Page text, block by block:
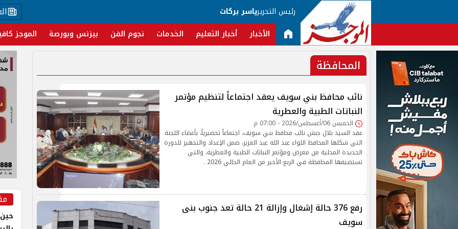
رئيس التحريرياسر بركات
الأخبار أخبار التعليم الخدمات نجوم الفن بيزنس وبورصة الموجز
المحافظة
نائب محافظ بني سويف يعقد اجتماعاً لتنظيم مؤتمر
النباتات الطبية والعطرية
الخميس 06/أغسطس/2026 - 07:00 م
عقد السيد بلال حبش نائب محافظ بني سويف، اجتماعاً تحضيرياً، بأعضاء اللجنة
التي شكلها المحافظ اللواء عبد الله عبد العزيز، ضمن الإعداد والتجهيز للدورة
الجديدة المحلية من معرض ومؤتمر النباتات الطبية والعطرية، والتي
تستضيفها المحافظة في الربع الأخير من العام الحالي 2026 .
رفع 376 حالة إشغال وإزالة 21 حالة تعد جنوب بنى
سويف